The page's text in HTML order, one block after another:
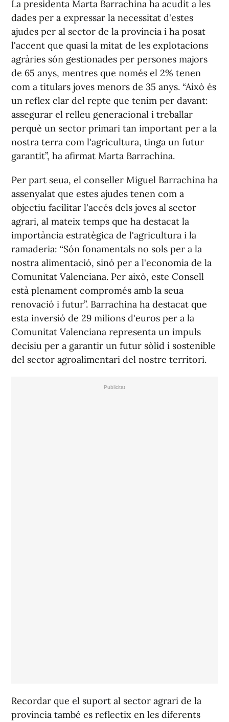
La presidenta Marta Barrachina ha acudit a les
dades per a expressar la necessitat d'estes
ajudes per al sector de la província i ha posat
l'accent que quasi la mitat de les explotacions
agràries són gestionades per persones majors
de 65 anys, mentres que només el 2% tenen
com a titulars joves menors de 35 anys. “Això és
un reflex clar del repte que tenim per davant:
assegurar el relleu generacional i treballar
perquè un sector primari tan important per a la
nostra terra com l'agricultura, tinga un futur
garantit”, ha afirmat Marta Barrachina.
Per part seua, el conseller Miguel Barrachina ha
assenyalat que estes ajudes tenen com a
objectiu facilitar l'accés dels joves al sector
agrari, al mateix temps que ha destacat la
importància estratègica de l'agricultura i la
ramaderia: “Són fonamentals no sols per a la
nostra alimentació, sinó per a l'economia de la
Comunitat Valenciana. Per això, este Consell
està plenament compromés amb la seua
renovació i futur”. Barrachina ha destacat que
esta inversió de 29 milions d'euros per a la
Comunitat Valenciana representa un impuls
decisiu per a garantir un futur sòlid i sostenible
del sector agroalimentari del nostre territori.
Recordar que el suport al sector agrari de la
província també es reflectix en les diferents